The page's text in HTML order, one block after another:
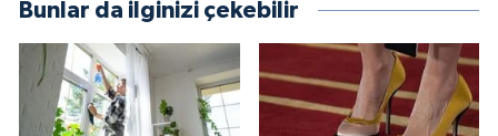
Bunlar da ilginizi çekebilir